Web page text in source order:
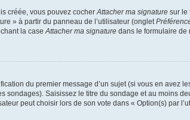
créée, vous pouvez cocher Attacher ma signature sur le
» à partir du panneau de l’utilisateur (onglet
la case Attacher ma signature dans le formulaire de
du premier message d’un sujet (si vous en avez
sondages). Saisissez le titre du sondage et au moins
peut choisir lors de son vote dans « Option(s) par